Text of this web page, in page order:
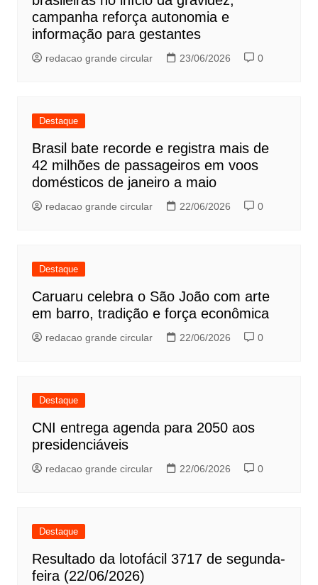
campanha reforça autonomia e
informação para gestantes
redacao grande circular 23/06/2026 0
Destaque
Brasil bate recorde e registra mais de
42 milhões de passageiros em voos
domésticos de janeiro a maio
redacao grande circular 22/06/2026 0
Destaque
Caruaru celebra o São João com arte
em barro, tradição e força econômica
redacao grande circular 22/06/2026 0
Destaque
CNI entrega agenda para 2050 aos
presidenciáveis
redacao grande circular 22/06/2026 0
Destaque
Resultado da lotofácil 3717 de segunda-
feira (22/06/2026)